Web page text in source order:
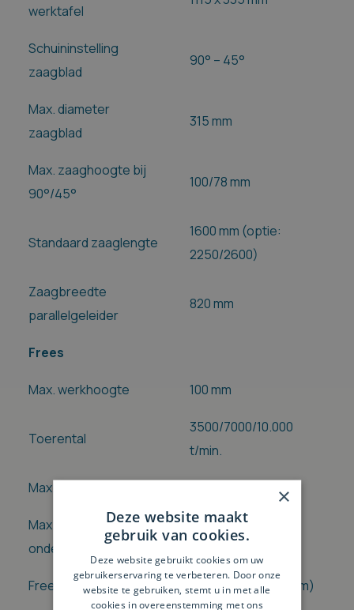
werktafel
Schuininstelling
zaagblad
90° – 45°
Max. diameter
zaagblad
315 mm
Max. zaaghoogte bij
90°/45°
100/78 mm
Standaard zaaglengte
1600 mm (optie:
2250/2600)
Zaagbreedte
parallelgeleider
820 mm
Frees
Max. werkhoogte 100 mm
Toerental
3500/7000/10.000
t/min.
Max. freesdiameter
Max. freesdiameter
onder tafel
180 mm
Freesas 30 mm (optie: 50 mm)
×
Deze website maakt
gebruik van cookies.
Deze website gebruikt cookies om uw
gebruikerservaring te verbeteren. Door onze
website te gebruiken, stemt u in met alle
cookies in overeenstemming met ons